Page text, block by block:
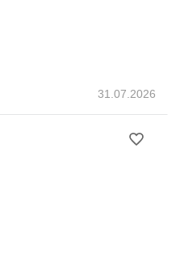
31.07.2026